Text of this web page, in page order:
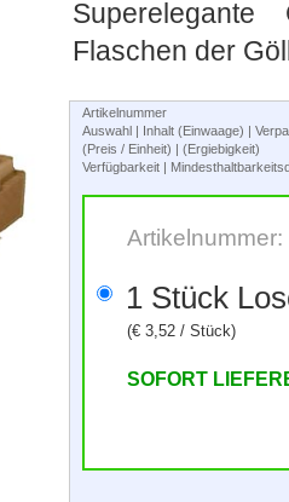
Flaschen der
Artikelnummer
Auswahl | Inhalt (Einwaage) |
(Preis / Einheit) | (Ergiebigkeit)
Verfügbarkeit |
1 Stück
(€ 3,52 / Stück)
SOFORT